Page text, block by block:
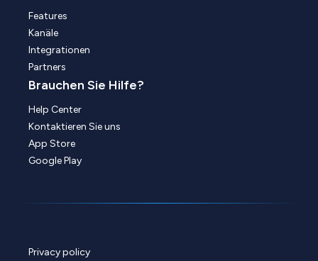
Features
Kanäle
Integrationen
Partners
Brauchen Sie Hilfe?
Help Center
Kontaktieren Sie uns
App Store
Google Play
Privacy policy